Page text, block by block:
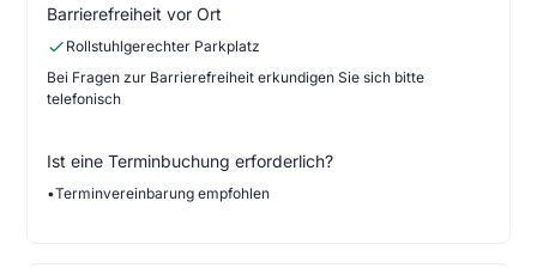
Barrierefreiheit vor Ort
Rollstuhlgerechter Parkplatz
Bei Fragen zur Barrierefreiheit erkundigen Sie sich bitte
telefonisch
Ist eine Terminbuchung erforderlich?
•Terminvereinbarung empfohlen